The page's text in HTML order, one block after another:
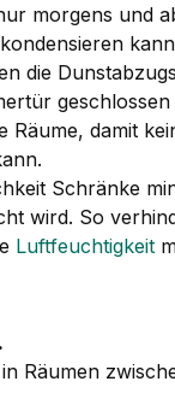
morgens und
die
Räume, damit
Schränke
wird. So
Luftfeuchtigkeit
in Räumen